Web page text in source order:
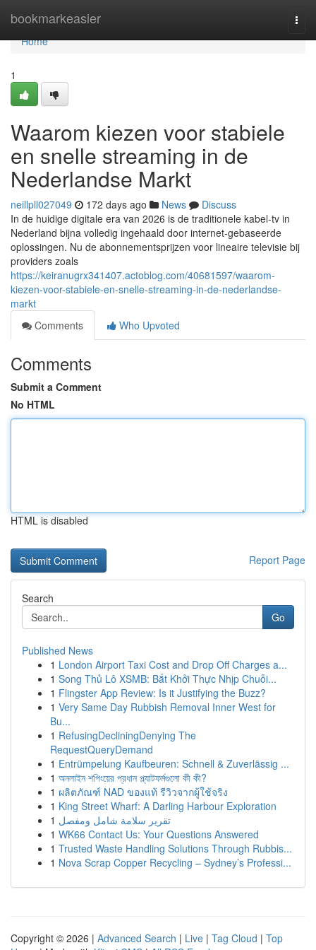
bookmarkeasier
Home
Home
1
Waarom kiezen voor stabiele
en snelle streaming in de
Nederlandse Markt
neillpll027049 172 days ago News
Discuss
In de huidige digitale era van 2026 is de traditionele kabel-tv in
Nederland bijna volledig ingehaald door internet-gebaseerde
oplossingen. Nu de abonnementsprijzen voor lineaire televisie bij
providers zoals
https://keiranugrx341407.actoblog.com/40681597/waarom-
kiezen-voor-stabiele-en-snelle-streaming-in-de-nederlandse-
markt
Comments
Who Upvoted
Comments
Submit a Comment
No HTML
HTML is disabled
Report Page
Search
Go
Published News
1 London Airport Taxi Cost and Drop Off Charges a...
1 Song Thủ Lô XSMB: Bắt Khởi Thực Nhịp Chuỗi...
1 Flingster App Review: Is it Justifying the Buzz?
1 Very Same Day Rubbish Removal Inner West for
Bu...
1 RefusingDecliningDenying The
RequestQueryDemand
1 Entrümpelung Kaufbeuren: Schnell & Zuverlässig ...
1 অনলাইন শপিংয়ের প্রধান প্ল্যাটফর্মগুলো কী কী?
1 ผลิตภัณฑ์ NAD ของแท้ รีวิวจากผู้ใช้จริง
1 King Street Wharf: A Darling Harbour Exploration
1 تقرير سلامة شامل ومفصل
1 WK66 Contact Us: Your Questions Answered
1 Trusted Waste Handling Solutions Through Rubbis...
1 Nova Scrap Copper Recycling – Sydney’s Professi...
Copyright © 2026 | Advanced Search | Live | Tag Cloud | Top